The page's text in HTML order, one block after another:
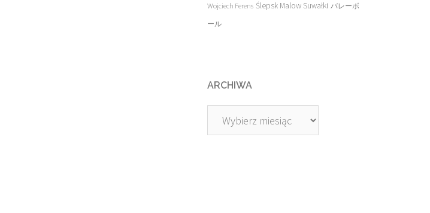
Wojciech Ferens Ślepsk Malow Suwałki バレーボ
ール
ARCHIWA
Archiwa